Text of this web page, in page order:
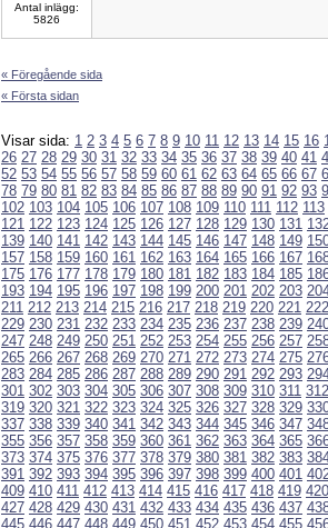
Antal inlägg:
5826
« Föregående sida
« Första sidan
Visar sida: 1 2 3 4 5 6 7 8 9 10 11 12 13 14 15 16
26 27 28 29 30 31 32 33 34 35 36 37 38 39 40 41
52 53 54 55 56 57 58 59 60 61 62 63 64 65 66 67
78 79 80 81 82 83 84 85 86 87 88 89 90 91 92 93
102 103 104 105 106 107 108 109 110 111 112 113
121 122 123 124 125 126 127 128 129 130 131
139 140 141 142 143 144 145 146 147 148 149
157 158 159 160 161 162 163 164 165 166 167
175 176 177 178 179 180 181 182 183 184 185
193 194 195 196 197 198 199 200 201 202 203
211 212 213 214 215 216 217 218 219 220 221 222
229 230 231 232 233 234 235 236 237 238 239
247 248 249 250 251 252 253 254 255 256 257
265 266 267 268 269 270 271 272 273 274 275
283 284 285 286 287 288 289 290 291 292 293
301 302 303 304 305 306 307 308 309 310 311 312
319 320 321 322 323 324 325 326 327 328 329
337 338 339 340 341 342 343 344 345 346 347
355 356 357 358 359 360 361 362 363 364 365
373 374 375 376 377 378 379 380 381 382 383
391 392 393 394 395 396 397 398 399 400 401
409 410 411 412 413 414 415 416 417 418 419 420
427 428 429 430 431 432 433 434 435 436 437
445 446 447 448 449 450 451 452 453 454 455